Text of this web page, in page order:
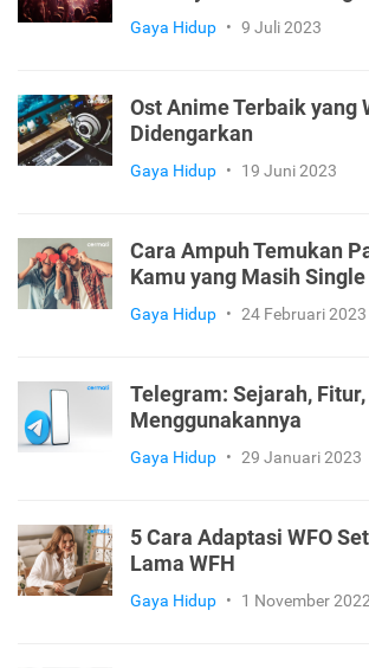
Gaya Hidup • 9 Juli 2023
Ost Anime Terbaik yang
Didengarkan
Gaya Hidup • 19 Juni 2023
Cara Ampuh Temukan
Kamu yang Masih Single
Gaya Hidup • 24 Februari 2023
Telegram: Sejarah, Fitur,
Menggunakannya
Gaya Hidup • 29 Januari 2023
5 Cara Adaptasi WFO
Lama WFH
Gaya Hidup • 1 November 2022